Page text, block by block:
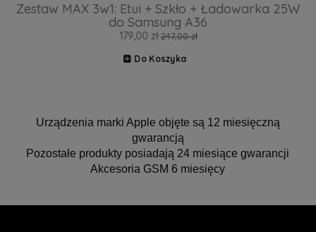
Zestaw MAX 3w1: Etui + Szkło + Ładowarka 25W
do Samsung A36
179,00 zł 247,00 zł
Do Koszyka
Urządzenia marki Apple objęte są 12 miesięczną
gwarancją
Pozostałe produkty posiadają 24 miesiące gwarancji
Akcesoria GSM 6 miesięcy